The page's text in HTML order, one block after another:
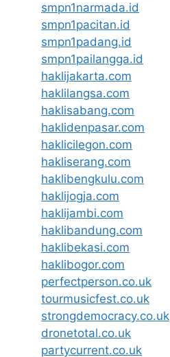
smpn1narmada.id
smpn1pacitan.id
smpn1padang.id
smpn1pailangga.id
haklijakarta.com
haklilangsa.com
haklisabang.com
haklidenpasar.com
haklicilegon.com
hakliserang.com
haklibengkulu.com
haklijogja.com
haklijambi.com
haklibandung.com
haklibekasi.com
haklibogor.com
perfectperson.co.uk
tourmusicfest.co.uk
strongdemocracy.co.uk
dronetotal.co.uk
partycurrent.co.uk